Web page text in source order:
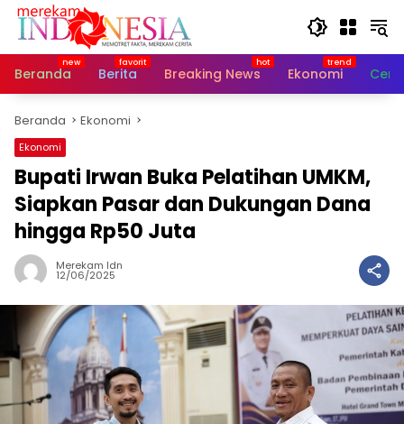
Langsung
Beranda
Berita Breaking News Ekonomi
Beranda Ekonomi
Ekonomi
Bupati Irwan Buka Pelatihan UMKM,
Siapkan Pasar dan Dukungan Dana
hingga Rp50 Juta
Merekam Idn
12/06/2025